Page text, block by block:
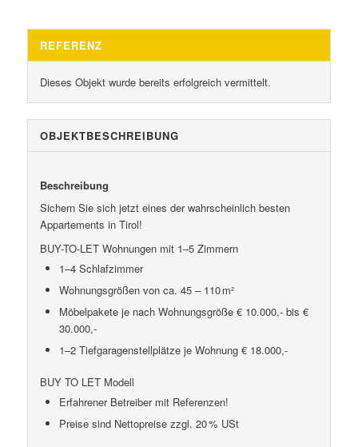
REFERENZ
Dieses Objekt wurde bereits erfolgreich vermittelt.
OBJEKT­BESCHREIBUNG
Beschreibung
Sichern Sie sich jetzt eines der wahrscheinlich besten
Appartements in Tirol!
BUY-TO-LET Wohnungen mit 1–5 Zimmern
1–4 Schlafzimmer
Wohnungsgrößen von ca. 45 – 110 m²
Möbelpakete je nach Wohnungsgröße € 10.000,- bis €
30.000,-
1–2 Tiefgaragenstellplätze je Wohnung € 18.000,-
BUY TO LET Modell
Erfahrener Betreiber mit Referenzen!
Preise sind Nettopreise zzgl. 20 % USt